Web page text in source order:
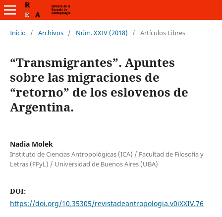
Inicio / Archivos / Núm. XXIV (2018) / Artículos Libres
“Transmigrantes”. Apuntes
sobre las migraciones de
“retorno” de los eslovenos de
Argentina.
Nadia Molek
Instituto de Ciencias Antropológicas (ICA) / Facultad de Filosofía y
Letras (FFyL) / Universidad de Buenos Aires (UBA)
DOI:
https://doi.org/10.35305/revistadeantropologia.v0iXXIV.76